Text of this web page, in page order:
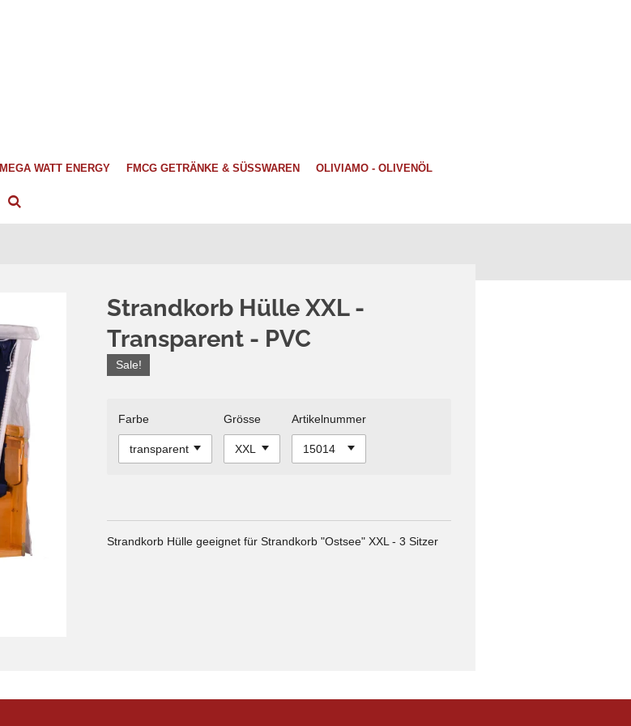
MEGA WATT ENERGY FMCG GETRÄNKE & SÜSSWAREN OLIVIAMO - OLIVENÖL
Strandkorb Hülle XXL -
Transparent - PVC
Sale!
Farbe Grösse Artikelnummer
Strandkorb Hülle geeignet für Strandkorb "Ostsee" XXL - 3 Sitzer